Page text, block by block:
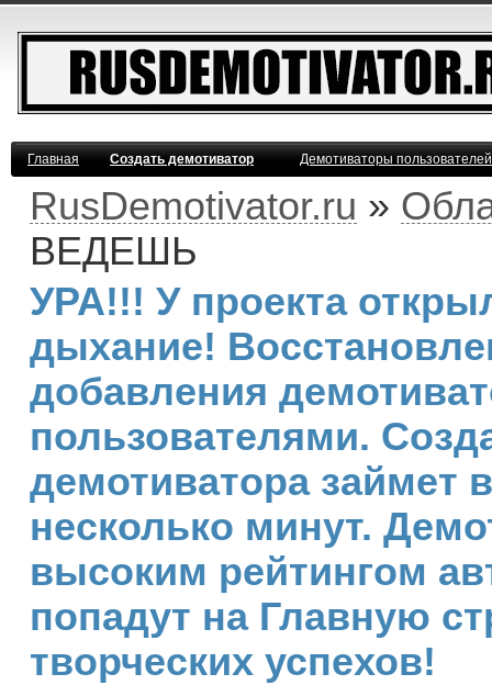
Главная Создать демотиватор Демотиваторы
RusDemotivator.ru »
ВЕДЕШЬ
УРА!!! У проекта
дыхание!
добавления
пользователями.
демотиватора займет
несколько минут.
высоким рейтингом
попадут на Главную
творческих успехов!